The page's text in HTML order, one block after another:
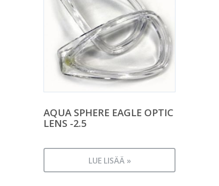
AQUA SPHERE EAGLE OPTIC
LENS -2.5
LUE LISÄÄ »